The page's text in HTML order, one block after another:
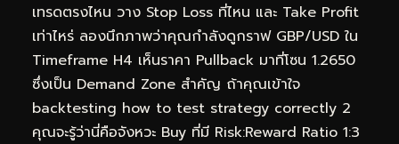
เทรดตรงไหน วาง Stop Loss ที่ไหน และ Take Profit
เท่าไหร่ ลองนึกภาพว่าคุณกำลังดูกราฟ GBP/USD ใน
Timeframe H4 เห็นราคา Pullback มาที่โซน 1.2650
ซึ่งเป็น Demand Zone สำคัญ ถ้าคุณเข้าใจ
backtesting how to test strategy correctly 2
คุณจะรู้ว่านี่คือจังหวะ Buy ที่มี Risk:Reward Ratio 1:3